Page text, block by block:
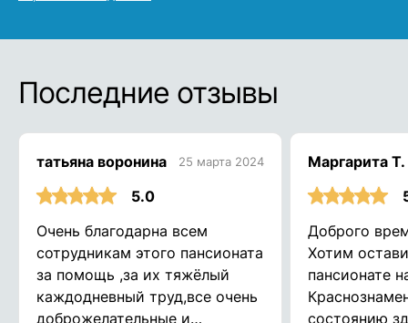
Последние отзывы
татьяна воронина 25 марта 2024
5.0
Очень благодарна всем
сотрудникам этого пансионата
за помощь ,за их тяжёлый
каждодневный труд,все очень
доброжелательные и
Маргарита Т.
Доброго
Хотим
пансионате
состоянию